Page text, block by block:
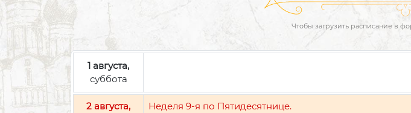
Чтобы загрузить расписание в
1 августа,
суббота
2 августа,
Неделя 9-я по Пятидесятнице.